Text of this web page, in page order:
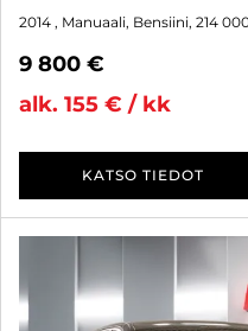
2014 , Manuaali, Bensiini, 214
9 800 €
alk. 155 € / kk
KATSO TIEDOT